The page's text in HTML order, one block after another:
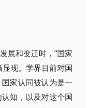
展和变迁时，“国家
现。学界目前对国
家认同被认为是一
知，以及对这个国